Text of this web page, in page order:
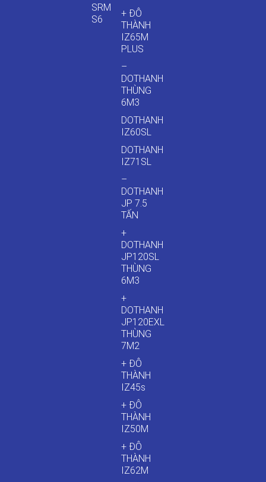
SRM
S6
+ ĐÔ
THÀNH
IZ65M
PLUS
–
DOTHANH
THÙNG
6M3
DOTHANH
IZ60SL
DOTHANH
IZ71SL
–
DOTHANH
JP 7.5
TẤN
+
DOTHANH
JP120SL
THÙNG
6M3
+
DOTHANH
JP120EXL
THÙNG
7M2
+ ĐÔ
THÀNH
IZ45s
+ ĐÔ
THÀNH
IZ50M
+ ĐÔ
THÀNH
IZ62M